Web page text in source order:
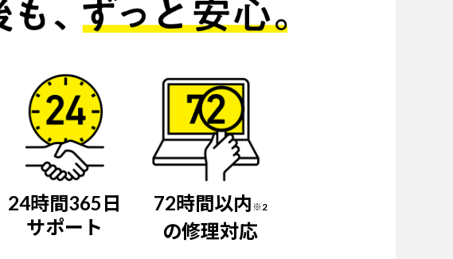
24時間365日
サポート
72時間以内 ※2
の修理対応